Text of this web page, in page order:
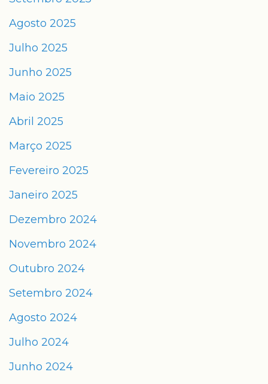
Agosto 2025
Julho 2025
Junho 2025
Maio 2025
Abril 2025
Março 2025
Fevereiro 2025
Janeiro 2025
Dezembro 2024
Novembro 2024
Outubro 2024
Setembro 2024
Agosto 2024
Julho 2024
Junho 2024